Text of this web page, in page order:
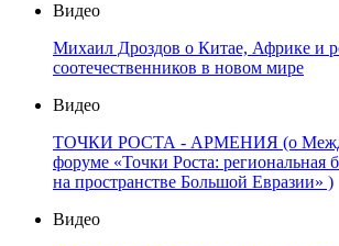
Видео
Михаил Дроздов о Китае, Африке и
соотечественников в новом мире
Видео
ТОЧКИ РОСТА - АРМЕНИЯ (о
форуме «Точки Роста: региональная
на пространстве Большой Евразии» )
Видео